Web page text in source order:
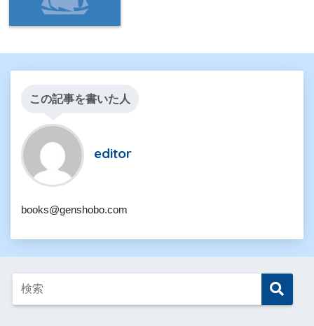
この記事を書いた人
editor
books@genshobo.com